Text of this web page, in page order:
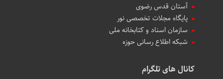
آستان قدس رضوی
پایگاه مجلات تخصصی نور
سازمان اسناد و کتابخانه ملی
شبکه اطلاع رسانی حوزه
کانال های تلگرام